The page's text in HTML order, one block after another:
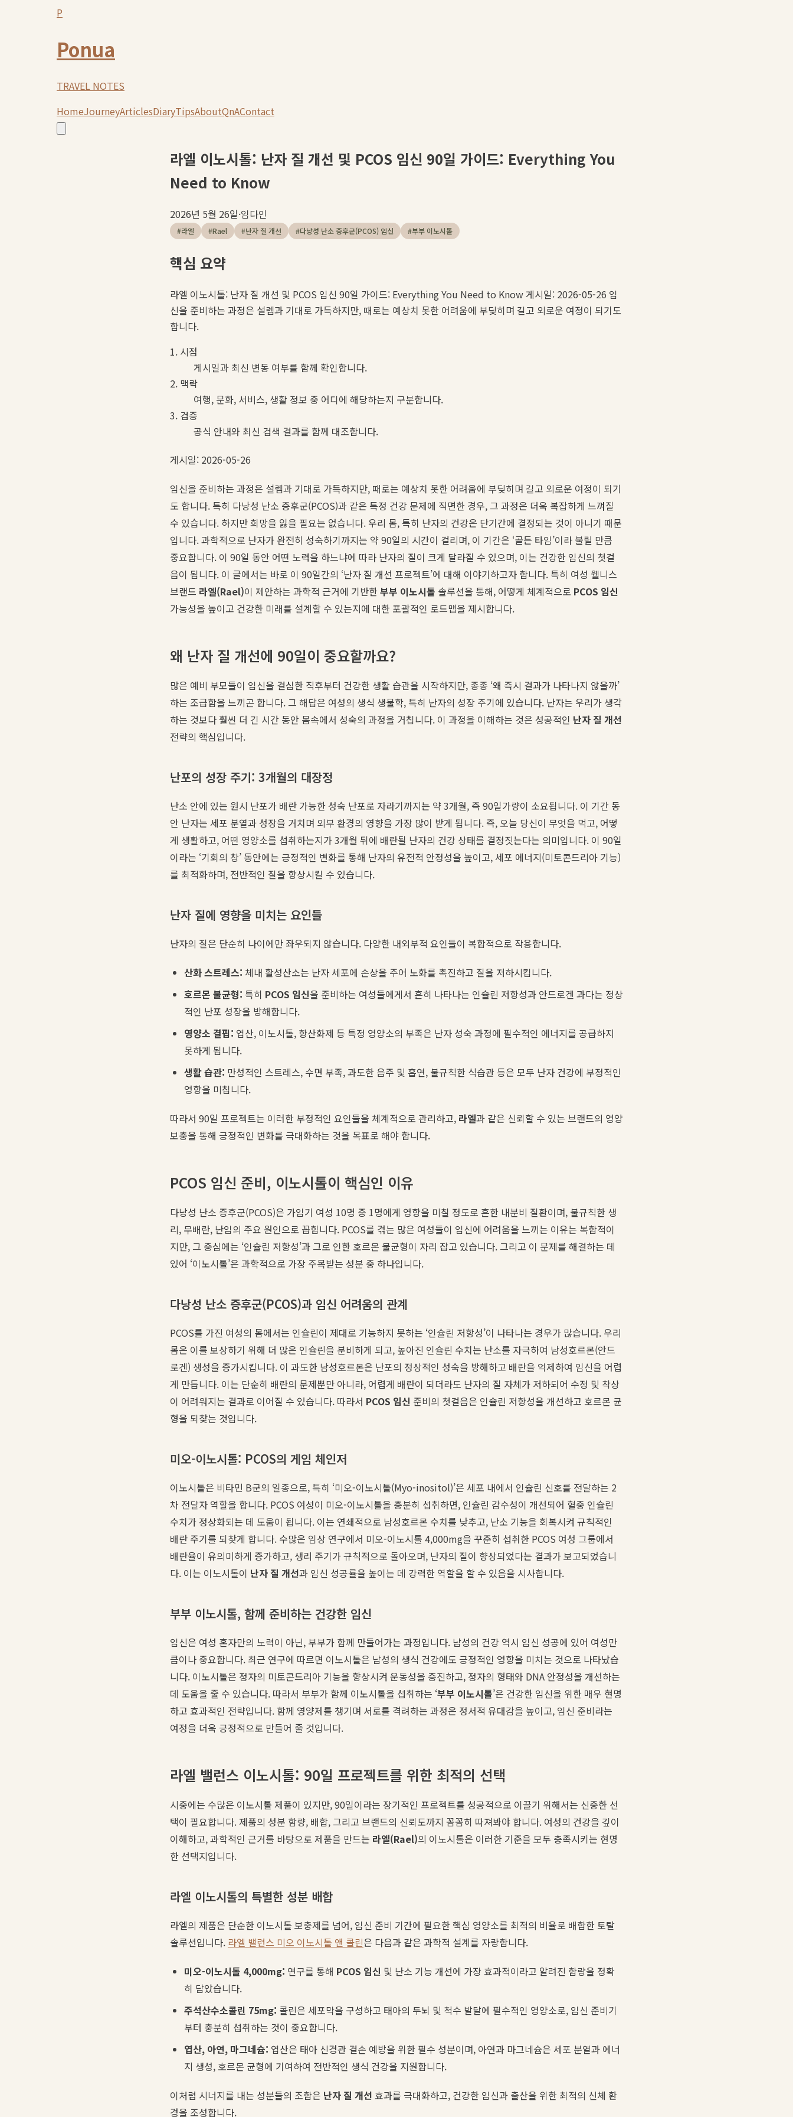
P
Ponua
TRAVEL NOTES
HomeJourneyArticlesDiaryTipsAboutQnAContact
라엘 이노시톨: 난자 질 개선 및 PCOS 임신 90일 가이드: Everything You
Need to Know
2026년 5월 26일·임다인
#라엘 #Rael #난자 질 개선 #다낭성 난소 증후군(PCOS) 임신 #부부 이노시톨
핵심 요약
라엘 이노시톨: 난자 질 개선 및 PCOS 임신 90일 가이드: Everything You Need to Know 게시일: 2026-05-26 임
신을 준비하는 과정은 설렘과 기대로 가득하지만, 때로는 예상치 못한 어려움에 부딪히며 길고 외로운 여정이 되기도
합니다.
1. 시점
게시일과 최신 변동 여부를 함께 확인합니다.
2. 맥락
여행, 문화, 서비스, 생활 정보 중 어디에 해당하는지 구분합니다.
3. 검증
공식 안내와 최신 검색 결과를 함께 대조합니다.
게시일: 2026-05-26
임신을 준비하는 과정은 설렘과 기대로 가득하지만, 때로는 예상치 못한 어려움에 부딪히며 길고 외로운 여정이 되기
도 합니다. 특히 다낭성 난소 증후군(PCOS)과 같은 특정 건강 문제에 직면한 경우, 그 과정은 더욱 복잡하게 느껴질
수 있습니다. 하지만 희망을 잃을 필요는 없습니다. 우리 몸, 특히 난자의 건강은 단기간에 결정되는 것이 아니기 때문
입니다. 과학적으로 난자가 완전히 성숙하기까지는 약 90일의 시간이 걸리며, 이 기간은 ‘골든 타임’이라 불릴 만큼
중요합니다. 이 90일 동안 어떤 노력을 하느냐에 따라 난자의 질이 크게 달라질 수 있으며, 이는 건강한 임신의 첫걸
음이 됩니다. 이 글에서는 바로 이 90일간의 ‘난자 질 개선 프로젝트’에 대해 이야기하고자 합니다. 특히 여성 웰니스
브랜드 라엘(Rael)이 제안하는 과학적 근거에 기반한부부 이노시톨 솔루션을 통해, 어떻게 체계적으로 PCOS 임신
가능성을 높이고 건강한 미래를 설계할 수 있는지에 대한 포괄적인 로드맵을 제시합니다.
왜 난자 질 개선에 90일이 중요할까요?
많은 예비 부모들이 임신을 결심한 직후부터 건강한 생활 습관을 시작하지만, 종종 ‘왜 즉시 결과가 나타나지 않을까’
하는 조급함을 느끼곤 합니다. 그 해답은 여성의 생식 생물학, 특히 난자의 성장 주기에 있습니다. 난자는 우리가 생각
하는 것보다 훨씬 더 긴 시간 동안 몸속에서 성숙의 과정을 거칩니다. 이 과정을 이해하는 것은 성공적인 난자 질 개선
전략의 핵심입니다.
난포의 성장 주기: 3개월의 대장정
난소 안에 있는 원시 난포가 배란 가능한 성숙 난포로 자라기까지는 약 3개월, 즉 90일가량이 소요됩니다. 이 기간 동
안 난자는 세포 분열과 성장을 거치며 외부 환경의 영향을 가장 많이 받게 됩니다. 즉, 오늘 당신이 무엇을 먹고, 어떻
게 생활하고, 어떤 영양소를 섭취하는지가 3개월 뒤에 배란될 난자의 건강 상태를 결정짓는다는 의미입니다. 이 90일
이라는 ‘기회의 창’ 동안에는 긍정적인 변화를 통해 난자의 유전적 안정성을 높이고, 세포 에너지(미토콘드리아 기능)
를 최적화하며, 전반적인 질을 향상시킬 수 있습니다.
난자 질에 영향을 미치는 요인들
난자의 질은 단순히 나이에만 좌우되지 않습니다. 다양한 내외부적 요인들이 복합적으로 작용합니다.
산화 스트레스: 체내 활성산소는 난자 세포에 손상을 주어 노화를 촉진하고 질을 저하시킵니다.
호르몬 불균형: 특히 PCOS 임신을 준비하는 여성들에게서 흔히 나타나는 인슐린 저항성과 안드로겐 과다는 정상
적인 난포 성장을 방해합니다.
영양소 결핍: 엽산, 이노시톨, 항산화제 등 특정 영양소의 부족은 난자 성숙 과정에 필수적인 에너지를 공급하지
못하게 됩니다.
생활 습관: 만성적인 스트레스, 수면 부족, 과도한 음주 및 흡연, 불규칙한 식습관 등은 모두 난자 건강에 부정적인
영향을 미칩니다.
따라서 90일 프로젝트는 이러한 부정적인 요인들을 체계적으로 관리하고, 라엘과 같은 신뢰할 수 있는 브랜드의 영양
보충을 통해 긍정적인 변화를 극대화하는 것을 목표로 해야 합니다.
PCOS 임신 준비, 이노시톨이 핵심인 이유
다낭성 난소 증후군(PCOS)은 가임기 여성 10명 중 1명에게 영향을 미칠 정도로 흔한 내분비 질환이며, 불규칙한 생
리, 무배란, 난임의 주요 원인으로 꼽힙니다. PCOS를 겪는 많은 여성들이 임신에 어려움을 느끼는 이유는 복합적이
지만, 그 중심에는 ‘인슐린 저항성’과 그로 인한 호르몬 불균형이 자리 잡고 있습니다. 그리고 이 문제를 해결하는 데
있어 ‘이노시톨’은 과학적으로 가장 주목받는 성분 중 하나입니다.
다낭성 난소 증후군(PCOS)과 임신 어려움의 관계
PCOS를 가진 여성의 몸에서는 인슐린이 제대로 기능하지 못하는 ‘인슐린 저항성’이 나타나는 경우가 많습니다. 우리
몸은 이를 보상하기 위해 더 많은 인슐린을 분비하게 되고, 높아진 인슐린 수치는 난소를 자극하여 남성호르몬(안드
로겐) 생성을 증가시킵니다. 이 과도한 남성호르몬은 난포의 정상적인 성숙을 방해하고 배란을 억제하여 임신을 어렵
게 만듭니다. 이는 단순히 배란의 문제뿐만 아니라, 어렵게 배란이 되더라도 난자의 질 자체가 저하되어 수정 및 착상
이 어려워지는 결과로 이어질 수 있습니다. 따라서 PCOS 임신 준비의 첫걸음은 인슐린 저항성을 개선하고 호르몬 균
형을 되찾는 것입니다.
미오-이노시톨: PCOS의 게임 체인저
이노시톨은 비타민 B군의 일종으로, 특히 ‘미오-이노시톨(Myo-inositol)’은 세포 내에서 인슐린 신호를 전달하는 2
차 전달자 역할을 합니다. PCOS 여성이 미오-이노시톨을 충분히 섭취하면, 인슐린 감수성이 개선되어 혈중 인슐린
수치가 정상화되는 데 도움이 됩니다. 이는 연쇄적으로 남성호르몬 수치를 낮추고, 난소 기능을 회복시켜 규칙적인
배란 주기를 되찾게 합니다. 수많은 임상 연구에서 미오-이노시톨 4,000mg을 꾸준히 섭취한 PCOS 여성 그룹에서
배란율이 유의미하게 증가하고, 생리 주기가 규칙적으로 돌아오며, 난자의 질이 향상되었다는 결과가 보고되었습니
다. 이는 이노시톨이 난자 질 개선과 임신 성공률을 높이는 데 강력한 역할을 할 수 있음을 시사합니다.
부부 이노시톨, 함께 준비하는 건강한 임신
임신은 여성 혼자만의 노력이 아닌, 부부가 함께 만들어가는 과정입니다. 남성의 건강 역시 임신 성공에 있어 여성만
큼이나 중요합니다. 최근 연구에 따르면 이노시톨은 남성의 생식 건강에도 긍정적인 영향을 미치는 것으로 나타났습
니다. 이노시톨은 정자의 미토콘드리아 기능을 향상시켜 운동성을 증진하고, 정자의 형태와 DNA 안정성을 개선하는
데 도움을 줄 수 있습니다. 따라서 부부가 함께 이노시톨을 섭취하는 ‘부부 이노시톨’은 건강한 임신을 위한 매우 현명
하고 효과적인 전략입니다. 함께 영양제를 챙기며 서로를 격려하는 과정은 정서적 유대감을 높이고, 임신 준비라는
여정을 더욱 긍정적으로 만들어 줄 것입니다.
라엘 밸런스 이노시톨: 90일 프로젝트를 위한 최적의 선택
시중에는 수많은 이노시톨 제품이 있지만, 90일이라는 장기적인 프로젝트를 성공적으로 이끌기 위해서는 신중한 선
택이 필요합니다. 제품의 성분 함량, 배합, 그리고 브랜드의 신뢰도까지 꼼꼼히 따져봐야 합니다. 여성의 건강을 깊이
이해하고, 과학적인 근거를 바탕으로 제품을 만드는 라엘(Rael)의 이노시톨은 이러한 기준을 모두 충족시키는 현명
한 선택지입니다.
라엘 이노시톨의 특별한 성분 배합
라엘의 제품은 단순한 이노시톨 보충제를 넘어, 임신 준비 기간에 필요한 핵심 영양소를 최적의 비율로 배합한 토탈
솔루션입니다. 라엘 밸런스 미오 이노시톨 앤 콜린은 다음과 같은 과학적 설계를 자랑합니다.
미오-이노시톨 4,000mg: 연구를 통해 PCOS 임신 및 난소 기능 개선에 가장 효과적이라고 알려진 함량을 정확
히 담았습니다.
주석산수소콜린 75mg: 콜린은 세포막을 구성하고 태아의 두뇌 및 척수 발달에 필수적인 영양소로, 임신 준비기
부터 충분히 섭취하는 것이 중요합니다.
엽산, 아연, 마그네슘: 엽산은 태아 신경관 결손 예방을 위한 필수 성분이며, 아연과 마그네슘은 세포 분열과 에너
지 생성, 호르몬 균형에 기여하여 전반적인 생식 건강을 지원합니다.
이처럼 시너지를 내는 성분들의 조합은 난자 질 개선 효과를 극대화하고, 건강한 임신과 출산을 위한 최적의 신체 환
경을 조성합니다.